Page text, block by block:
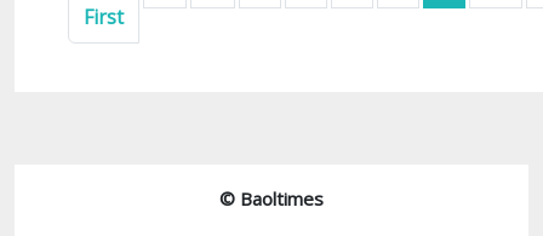
FirstPremière page
© Baoltimes